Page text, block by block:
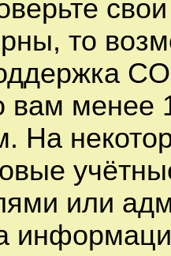
то
вам менее
На
или